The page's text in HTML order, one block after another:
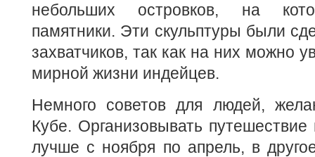
небольших островков, на
памятники. Эти скульптуры были
захватчиков, так как на них можно
мирной жизни индейцев.
Немного советов для людей,
Кубе. Организовывать
лучше с ноября по апрель, в